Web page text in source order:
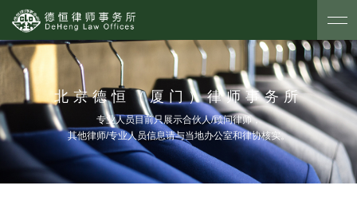
北京德恒（厦门）律师事务所
专业人员目前只展示合伙人/顾问律师，
其他律师/专业人员信息请与当地办公室和律协核实。